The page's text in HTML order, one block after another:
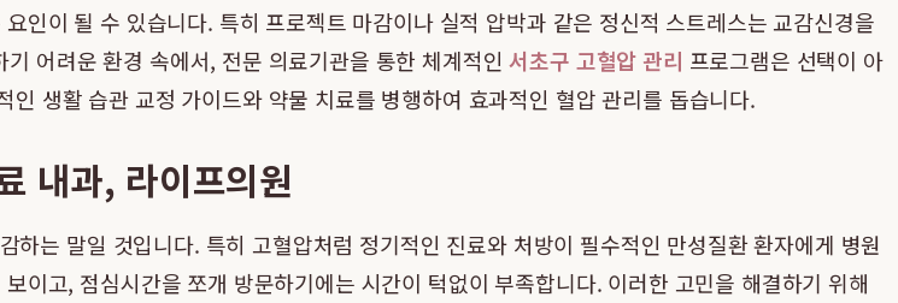
인이 될 수 있습니다. 특히 프로젝트 마감이나 실적 압박과 같은 정신적 스트레스는 교감신경을
어려운 환경 속에서, 전문 의료기관을 통한 체계적인서초구 고혈압 관리 프로그램은 선택이 아
생활 습관 교정 가이드와 약물 치료를 병행하여 효과적인 혈압 관리를 돕습니다.
내과, 라이프의원
는 말일 것입니다. 특히 고혈압처럼 정기적인 진료와 처방이 필수적인 만성질환 환자에게 병원
이고, 점심시간을 쪼개 방문하기에는 시간이 턱없이 부족합니다. 이러한 고민을 해결하기 위해